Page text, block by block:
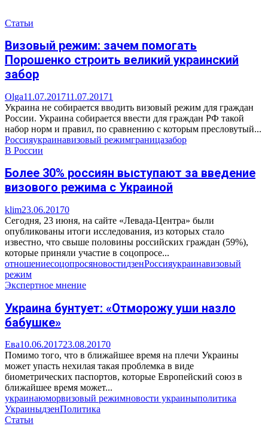
Статьи
Визовый режим: зачем помогать
Порошенко строить великий украинский
забор
Olga11.07.201711.07.20171
Украина не собирается вводить визовый режим для граждан
России. Украина собирается ввести для граждан РФ такой
набор норм и правил, по сравнению с которым пресловутый...
Россияукраинавизовый режимграницазабор
В России
Более 30% россиян выступают за введение
визового режима с Украиной
klim23.06.20170
Сегодня, 23 июня, на сайте «Левада-Центра» были
опубликованы итоги исследования, из которых стало
известно, что свыше половины российских граждан (59%),
которые приняли участие в соцопросе...
отношениесоцопросяновостидзенРоссияукраинавизовый
режим
Экспертное мнение
Украина бунтует: «Отморожу уши назло
бабушке»
Ева10.06.201723.08.20170
Помимо того, что в ближайшее время на плечи Украины
может упасть нехилая такая проблемка в виде
биометрических паспортов, которые Европейский союз в
ближайшее время может...
украинаюморвизовый режимновости украиныполитика
УкраиныдзенПолитика
Статьи